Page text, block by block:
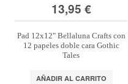
13,95 €
Pad 12x12" Bellaluna Crafts con
12 papeles doble cara Gothic
Tales
AÑADIR AL CARRITO